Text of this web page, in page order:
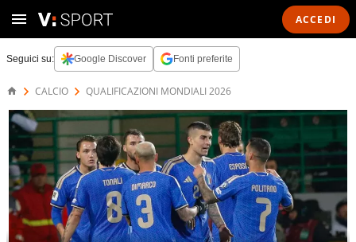
ACCEDI
Seguici su: Google Discover Fonti preferite
CALCIO QUALIFICAZIONI MONDIALI 2026